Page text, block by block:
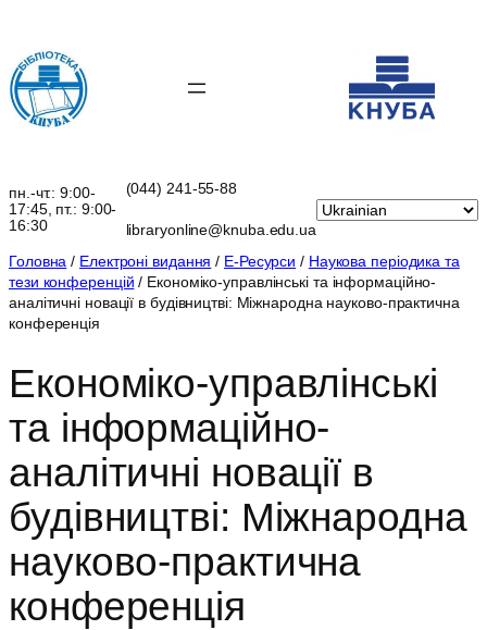
вмісту
пн.-чт.: 9:00-
17:45, пт.: 9:00-
16:30
(044) 241-55-88
libraryonline@knuba.edu.ua
Головна / Електроні видання / Е-Ресурси / Наукова періодика та
тези конференцій / Економіко-управлінські та інформаційно-
аналітичні новації в будівництві: Міжнародна науково-практична
конференція
Економіко-управлінські
та інформаційно-
аналітичні новації в
будівництві: Міжнародна
науково-практична
конференція